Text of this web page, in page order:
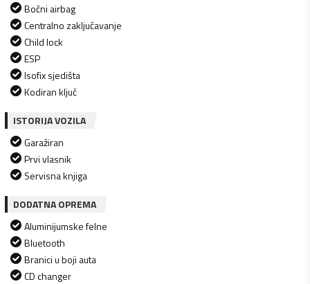
Bočni airbag
Centralno zaključavanje
Child lock
ESP
Isofix sjedišta
Kodiran ključ
ISTORIJA VOZILA
Garažiran
Prvi vlasnik
Servisna knjiga
DODATNA OPREMA
Aluminijumske felne
Bluetooth
Branici u boji auta
CD changer